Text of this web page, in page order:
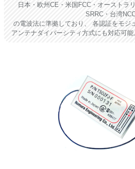
日本・欧州CE・米国FCC・オーストラ
SRRC・台湾
の電波法に準拠しており、 各認証をモジ
アンテナダイバーシティ方式にも対応可能